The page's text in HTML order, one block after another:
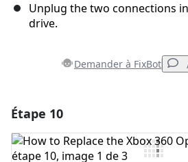
Unplug the two connections
drive.
Demander à FixBot
Ajouter un commentaire
Étape 10